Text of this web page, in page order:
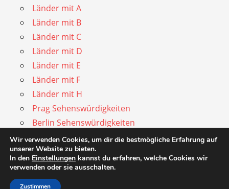
Länder mit A
Länder mit B
Länder mit C
Länder mit D
Länder mit E
Länder mit F
Länder mit H
Prag Sehenswürdigkeiten
Berlin Sehenswürdigkeiten
Impressum
Datenschutz
Wir verwenden Cookies, um dir die bestmögliche Erfahrung auf
unserer Website zu bieten.
In den Einstellungen kannst du erfahren, welche Cookies wir
verwenden oder sie ausschalten.
Zustimmen